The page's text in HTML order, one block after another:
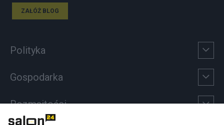
ZAŁÓŻ BLOG
Polityka
Gospodarka
Rozmaitości